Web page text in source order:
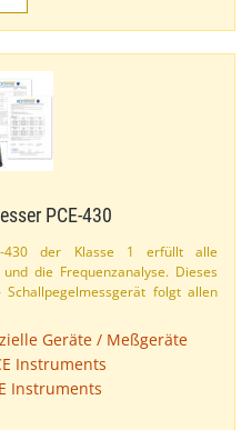
PCE-​430
​430 der Klasse 1 erfüllt alle
die Frequenzanalyse. Dieses
folgt allen
Geräte / Meßgeräte
Instruments
Instruments